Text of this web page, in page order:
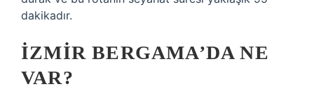
dakikadır.
İZMIR BERGAMA’DA NE
VAR?